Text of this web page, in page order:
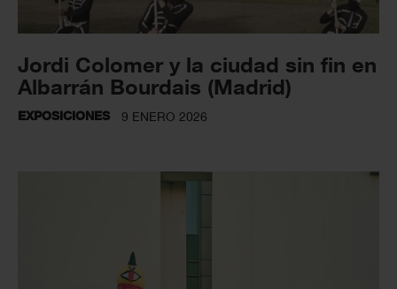
Jordi Colomer y la ciudad sin fin en
Albarrán Bourdais (Madrid)
EXPOSICIONES 9 ENERO 2026